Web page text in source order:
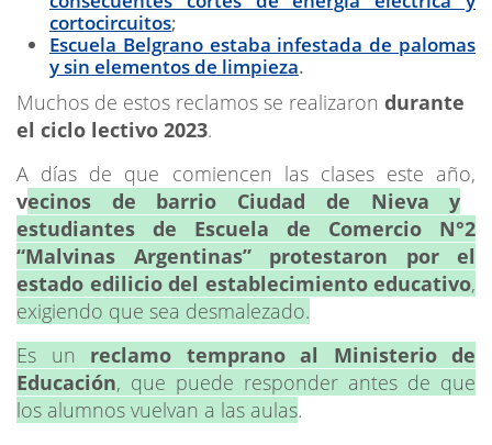
cortocircuitos;
Escuela Belgrano estaba infestada de palomas
y sin elementos de limpieza.
Muchos de estos reclamos se realizaron durante
el ciclo lectivo 2023.
A días de que comiencen las clases este año,
vecinos de barrio Ciudad de Nieva y
estudiantes de Escuela de Comercio N°2
“Malvinas Argentinas” protestaron por el
estado edilicio del establecimiento educativo,
exigiendo que sea desmalezado.
Es un reclamo temprano al Ministerio de
Educación, que puede responder antes de que
los alumnos vuelvan a las aulas.